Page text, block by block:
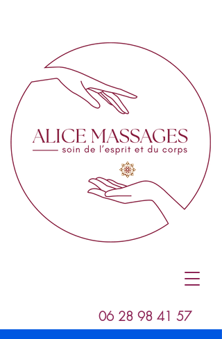
06 28 98 41 57